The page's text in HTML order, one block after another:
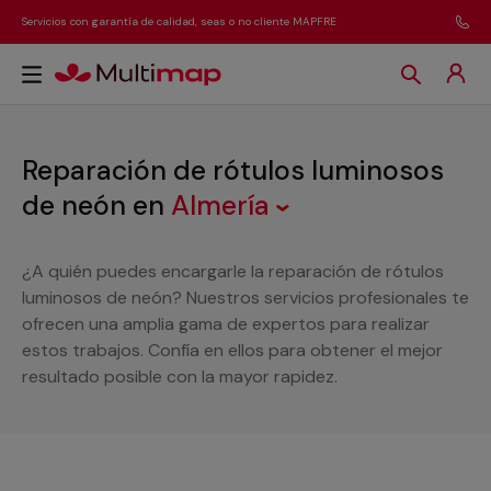
Servicios con garantía de calidad, seas o no cliente MAPFRE
Reparación de rótulos luminosos
de neón en Almería
¿A quién puedes encargarle la reparación de rótulos
luminosos de neón? Nuestros servicios profesionales te
ofrecen una amplia gama de expertos para realizar
estos trabajos. Confía en ellos para obtener el mejor
resultado posible con la mayor rapidez.